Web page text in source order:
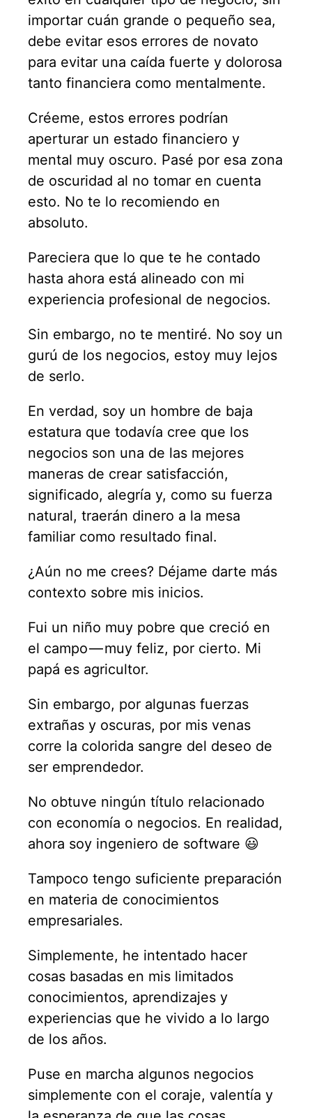
importar cuán grande o pequeño sea,
debe evitar esos errores de novato
para evitar una caída fuerte y dolorosa
tanto financiera como mentalmente.
Créeme, estos errores podrían
aperturar un estado financiero y
mental muy oscuro. Pasé por esa zona
de oscuridad al no tomar en cuenta
esto. No te lo recomiendo en
absoluto.
Pareciera que lo que te he contado
hasta ahora está alineado con mi
experiencia profesional de negocios.
Sin embargo, no te mentiré. No soy un
gurú de los negocios, estoy muy lejos
de serlo.
En verdad, soy un hombre de baja
estatura que todavía cree que los
negocios son una de las mejores
maneras de crear satisfacción,
significado, alegría y, como su fuerza
natural, traerán dinero a la mesa
familiar como resultado final.
¿Aún no me crees? Déjame darte más
contexto sobre mis inicios.
Fui un niño muy pobre que creció en
el campo — muy feliz, por cierto. Mi
papá es agricultor.
Sin embargo, por algunas fuerzas
extrañas y oscuras, por mis venas
corre la colorida sangre del deseo de
ser emprendedor.
No obtuve ningún título relacionado
con economía o negocios. En realidad,
ahora soy ingeniero de software 😃
Tampoco tengo suficiente preparación
en materia de conocimientos
empresariales.
Simplemente, he intentado hacer
cosas basadas en mis limitados
conocimientos, aprendizajes y
experiencias que he vivido a lo largo
de los años.
Puse en marcha algunos negocios
simplemente con el coraje, valentía y